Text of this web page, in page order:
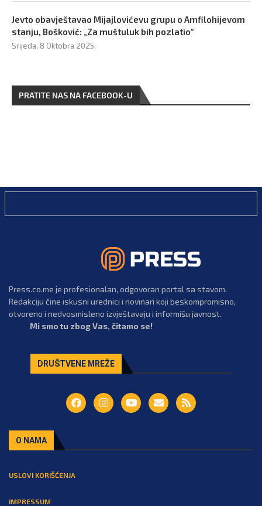
Jevto obavještavao Mijajlovićevu grupu o Amfilohijevom
stanju, Bošković: „Za muštuluk bih pozlatio“
Srijeda, 8 Oktobra 2025,
PRATITE NAS NA FACEBOOK-U
Press.co.me je profesionalan, odgovoran portal sa stavom.
Redakciju čine iskusni urednici i novinari koji beskompromisno,
otvoreno i nedvosmisleno izvještavaju i informišu javnost.
Mi smo tu zbog Vas, čitamo se!
DRUŠTVENE MREŽE
O NAMA
USLOVI KORIŠĆENJA
IMPRESSUM